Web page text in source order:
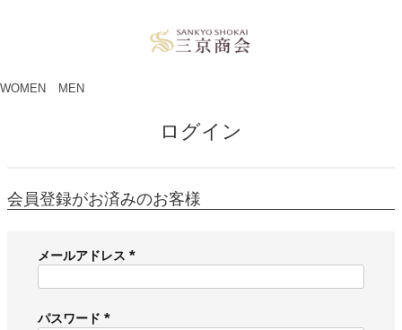
WOMEN MEN
ログイン
会員登録がお済みのお客様
メールアドレス
必
)
パスワード